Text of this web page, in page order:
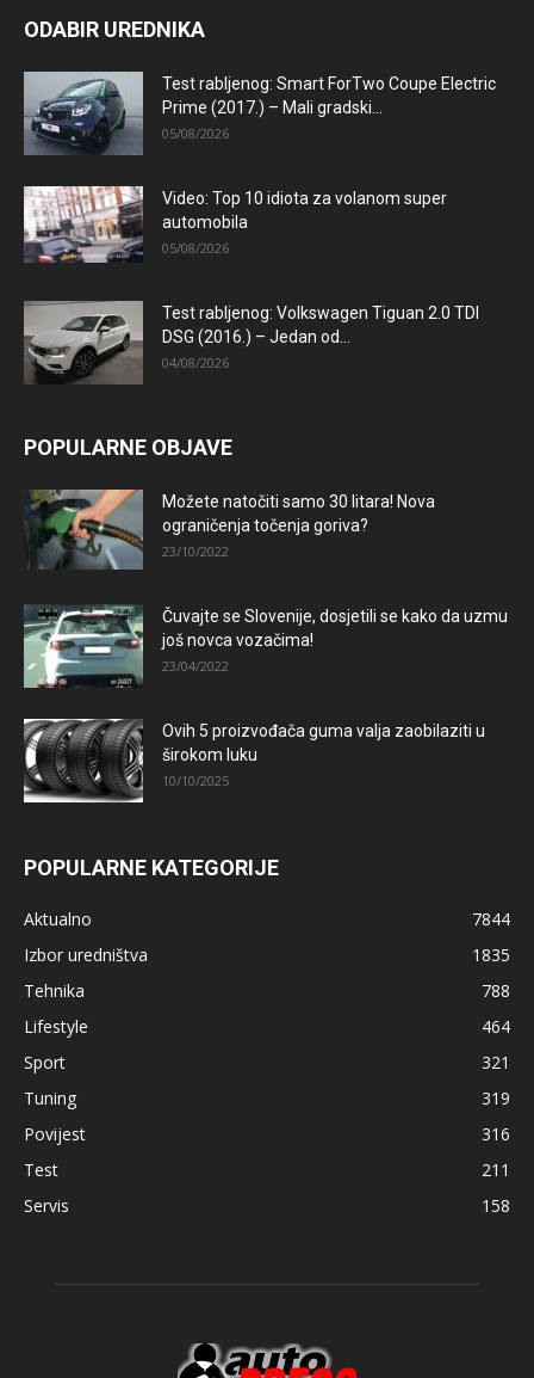
ODABIR UREDNIKA
Test rabljenog: Smart ForTwo Coupe Electric
Prime (2017.) – Mali gradski...
05/08/2026
Video: Top 10 idiota za volanom super
automobila
05/08/2026
Test rabljenog: Volkswagen Tiguan 2.0 TDI
DSG (2016.) – Jedan od...
04/08/2026
POPULARNE OBJAVE
Možete natočiti samo 30 litara! Nova
ograničenja točenja goriva?
23/10/2022
Čuvajte se Slovenije, dosjetili se kako da uzmu
još novca vozačima!
23/04/2022
Ovih 5 proizvođača guma valja zaobilaziti u
širokom luku
10/10/2025
POPULARNE KATEGORIJE
Aktualno
7844
Izbor uredništva
1835
Tehnika
788
Lifestyle
464
Sport
321
Tuning
319
Povijest
316
Test
211
Servis
158